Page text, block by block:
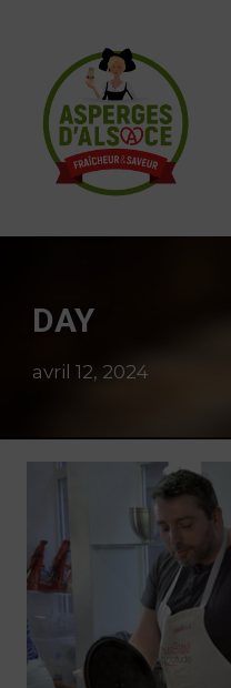
DAY
avril 12, 2024